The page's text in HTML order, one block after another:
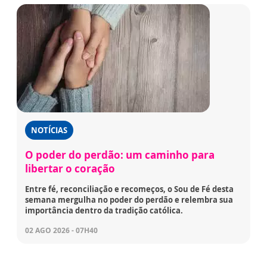
NOTÍCIAS
O poder do perdão: um caminho para
libertar o coração
Entre fé, reconciliação e recomeços, o Sou de Fé desta
semana mergulha no poder do perdão e relembra sua
importância dentro da tradição católica.
02 AGO 2026 - 07H40